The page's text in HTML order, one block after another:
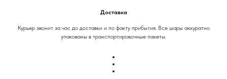
Доставка
Курьер звонит за час до доставки и по факту прибытия. Все шары аккуратно
упакованы в транспортировочные пакеты.